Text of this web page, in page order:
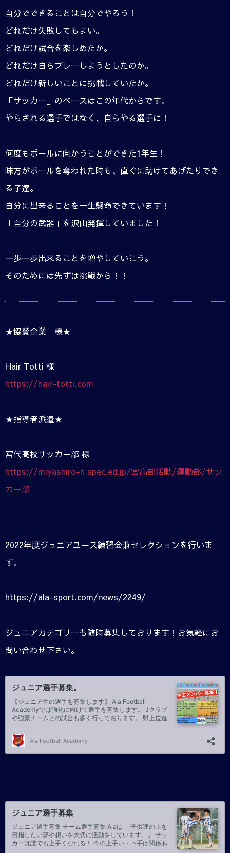
自分でできることは自分でやろう！
どれだけ失敗してもよい。
どれだけ試合を楽しめたか。
どれだけ自らプレーしようとしたのか。
どれだけ新しいことに挑戦していたか。
「サッカー」のベースはこの年代からです。
やらされる選手ではなく、自らやる選手に！
何度もボールに向かうことができた1年生！
味方がボールを奪われた時も、直ぐに助けてあげたりでき
る子達。
自分に出来ることを一生懸命できています！
「自分の武器」を沢山発揮していました！
一歩一歩出来ることを増やしていこう。
そのためには先ずは挑戦から！！
★協賛企業 様★
Hair Totti 様
https://hair-totti.com
★指導者派遣★
宮代高校サッカー部 様
https://miyashiro-h.spec.ed.jp/宮高部活動/運動部/サッ
カー部
2022年度ジュニアユース練習会兼セレクションを行いま
す。
https://ala-sport.com/news/2249/
ジュニアカテゴリーも随時募集しております！お気軽にお
問い合わせ下さい。